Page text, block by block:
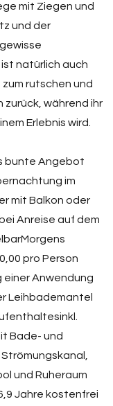
mit Ziegen und
und der
natürlich auch
rutschen und
zurück, während ihr
Erlebnis wird.
bunte Angebot
im
mit Balkon oder
Anreise auf dem
pro Person
einer Anwendung
Leihbademantel
Bade- und
und Ruheraum
Jahre kostenfrei